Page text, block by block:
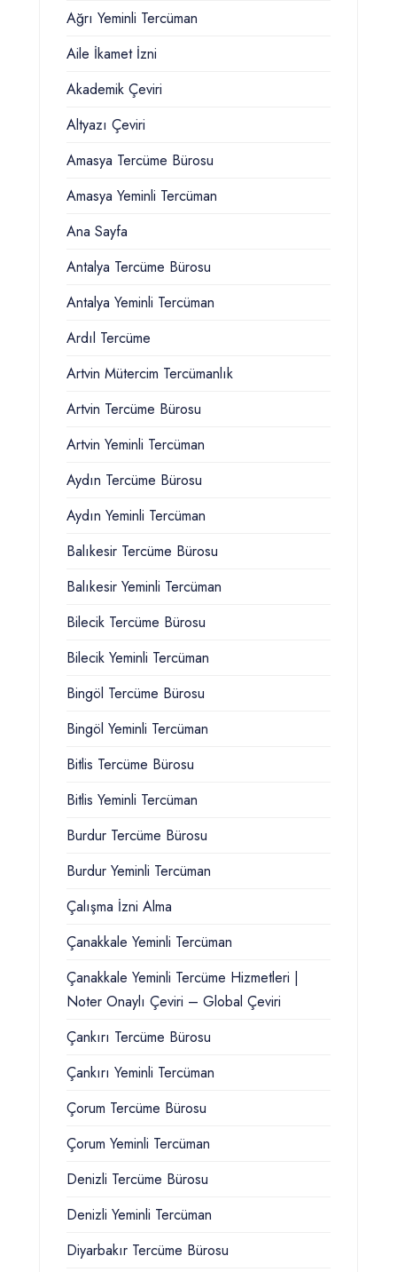
Ağrı Yeminli Tercüman
Aile İkamet İzni
Akademik Çeviri
Altyazı Çeviri
Amasya Tercüme Bürosu
Amasya Yeminli Tercüman
Ana Sayfa
Antalya Tercüme Bürosu
Antalya Yeminli Tercüman
Ardıl Tercüme
Artvin Mütercim Tercümanlık
Artvin Tercüme Bürosu
Artvin Yeminli Tercüman
Aydın Tercüme Bürosu
Aydın Yeminli Tercüman
Balıkesir Tercüme Bürosu
Balıkesir Yeminli Tercüman
Bilecik Tercüme Bürosu
Bilecik Yeminli Tercüman
Bingöl Tercüme Bürosu
Bingöl Yeminli Tercüman
Bitlis Tercüme Bürosu
Bitlis Yeminli Tercüman
Burdur Tercüme Bürosu
Burdur Yeminli Tercüman
Çalışma İzni Alma
Çanakkale Yeminli Tercüman
Çanakkale Yeminli Tercüme Hizmetleri |
Noter Onaylı Çeviri – Global Çeviri
Çankırı Tercüme Bürosu
Çankırı Yeminli Tercüman
Çorum Tercüme Bürosu
Çorum Yeminli Tercüman
Denizli Tercüme Bürosu
Denizli Yeminli Tercüman
Diyarbakır Tercüme Bürosu